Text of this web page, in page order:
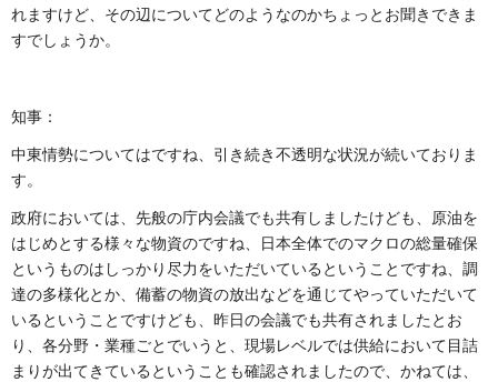
れますけど、その辺についてどのようなのかちょっとお聞きできま
すでしょうか。
知事：
中東情勢についてはですね、引き続き不透明な状況が続いておりま
す。
政府においては、先般の庁内会議でも共有しましたけども、原油を
はじめとする様々な物資のですね、日本全体でのマクロの総量確保
というものはしっかり尽力をいただいているということですね、調
達の多様化とか、備蓄の物資の放出などを通じてやっていただいて
いるということですけども、昨日の会議でも共有されましたとお
り、各分野・業種ごとでいうと、現場レベルでは供給において目詰
まりが出てきているということも確認されましたので、かねては、